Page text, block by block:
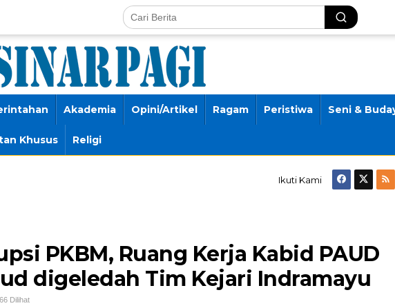
Akademia Opini/Artikel Ragam Peristiwa Seni &
Khusus Religi
Ikuti Kami
PKBM, Ruang Kerja Kabid PAUD
digeledah Tim Kejari Indramayu
Dilihat